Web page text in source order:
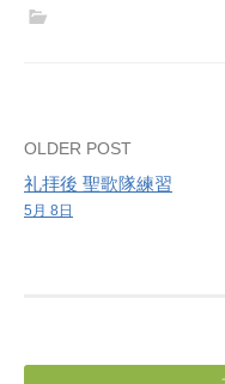
餐
Post
navigation
OLDER POST
礼拝後 聖歌隊練習
5月 8日